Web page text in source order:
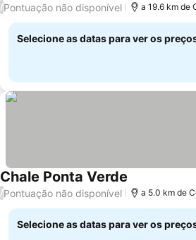
/Pontuação não disponível a 19.6 km de
Selecione as datas para ver os
Chale Ponta Verde
/Pontuação não disponível a 5.0 km de
Selecione as datas para ver os